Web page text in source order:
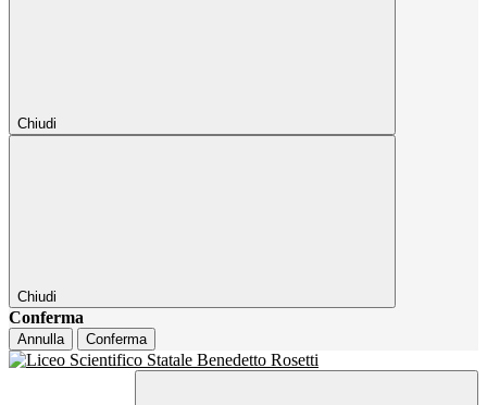
Chiudi
Chiudi
Conferma
Annulla Conferma